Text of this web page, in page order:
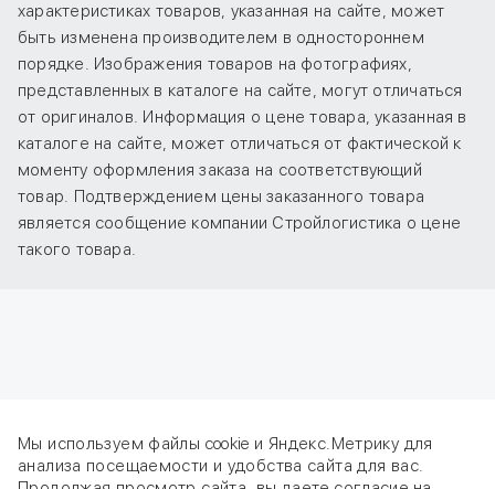
характеристиках товаров, указанная на сайте, может
быть изменена производителем в одностороннем
порядке. Изображения товаров на фотографиях,
представленных в каталоге на сайте, могут отличаться
от оригиналов. Информация о цене товара, указанная в
каталоге на сайте, может отличаться от фактической к
моменту оформления заказа на соответствующий
товар. Подтверждением цены заказанного товара
является сообщение компании Стройлогистика о цене
такого товара.
Мы используем файлы cookie и Яндекс.Метрику для
анализа посещаемости и удобства сайта для вас.